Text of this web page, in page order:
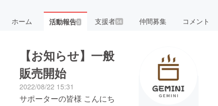
ホーム 活動報告3 支援者54 仲間募集 コメント
【お知らせ】一般
販売開始
2022/08/22 15:31
サポーターの皆様 こんにち